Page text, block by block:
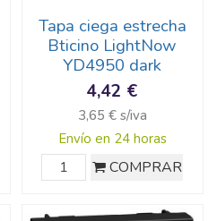
Tapa ciega estrecha
Bticino LightNow
YD4950 dark
4,42 €
3,65 € s/iva
Envío en 24 horas
COMPRAR